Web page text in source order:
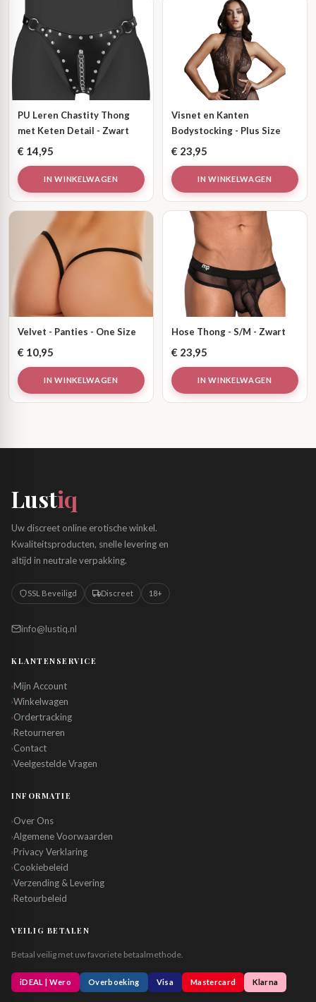
PU Leren Chastity Thong
met Keten Detail - Zwart
€ 14,95
IN WINKELWAGEN
Visnet en Kanten
Bodystocking - Plus Size
€ 23,95
IN WINKELWAGEN
Velvet - Panties - One Size
€ 10,95
IN WINKELWAGEN
Hose Thong - S/M - Zwart
€ 23,95
IN WINKELWAGEN
Lustiq
Uw discreet online erotische winkel.
Kwaliteitsproducten, snelle levering en
altijd in neutrale verpakking.
SSL Beveiligd Discreet 18+
info@lustiq.nl
KLANTENSERVICE
›Mijn Account
›Winkelwagen
›Ordertracking
›Retourneren
›Contact
›Veelgestelde Vragen
INFORMATIE
›Over Ons
›Algemene Voorwaarden
›Privacy Verklaring
›Cookiebeleid
›Verzending & Levering
›Retourbeleid
VEILIG BETALEN
Betaal veilig met uw favoriete betaalmethode.
iDEAL | Wero Overboeking Visa Mastercard Klarna